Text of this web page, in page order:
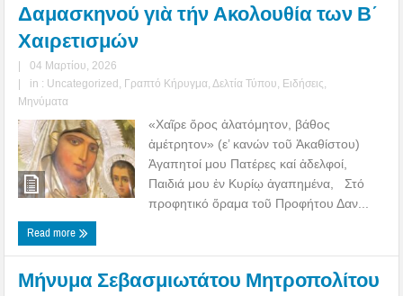
Δαμασκηνού γιὰ τήν Ακολουθία των Β΄
Χαιρετισμών
|
04 Μαρτίου, 2026
|
in : Uncategorized Γραπτό Κήρυγμα Δελτία Τύπου Ειδήσεις
Μηνύματα
«Χαῖρε ὄρος ἀλατόμητον, βάθος
ἀμέτρητον» (ε’ κανών τοῦ Ἀκαθίστου)
Ἀγαπητοί μου Πατέρες καί ἀδελφοί,
Παιδιά μου ἐν Κυρίῳ ἀγαπημένα, Στό
προφητικό ὅραμα τοῦ Προφήτου Δαν...
Read more
Μήνυμα Σεβασμιωτάτου Μητροπολίτου